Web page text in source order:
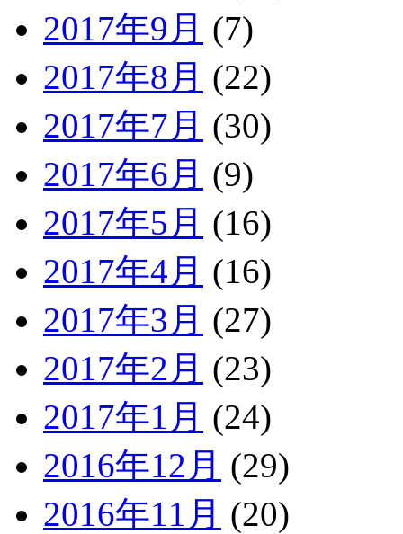
2017年9月 (7)
2017年8月 (22)
2017年7月 (30)
2017年6月 (9)
2017年5月 (16)
2017年4月 (16)
2017年3月 (27)
2017年2月 (23)
2017年1月 (24)
2016年12月 (29)
2016年11月 (20)